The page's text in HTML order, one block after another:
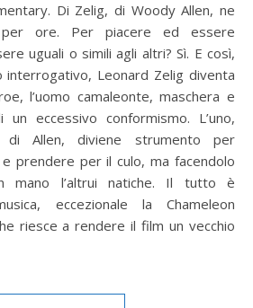
Di Zelig, di Woody Allen, ne
ore. Per piacere ed essere
uguali o simili agli altri? Sì. E così,
Leonard Zelig diventa
l’uomo camaleonte, maschera e
un eccessivo conformismo. L’uno,
di Allen, diviene strumento per
prendere per il culo, ma facendolo
mano l’altrui natiche. Il tutto è
eccezionale la Chameleon
riesce a rendere il film un vecchio